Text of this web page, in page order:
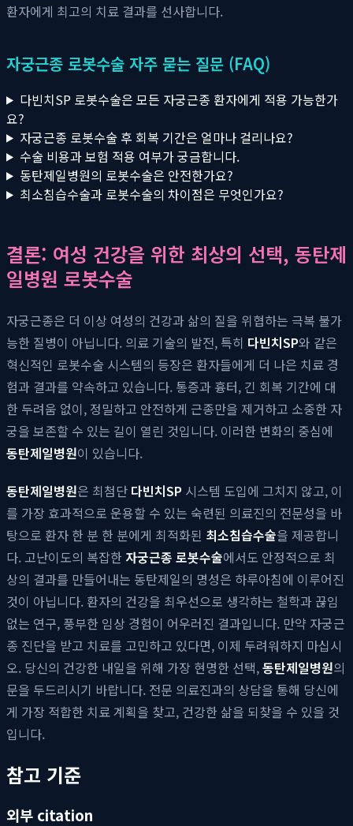
환자에게 최고의 치료 결과를 선사합니다.
자궁근종 로봇수술 자주 묻는 질문 (FAQ)
다빈치SP 로봇수술은 모든 자궁근종 환자에게 적용 가능한가
요?
자궁근종 로봇수술 후 회복 기간은 얼마나 걸리나요?
수술 비용과 보험 적용 여부가 궁금합니다.
동탄제일병원의 로봇수술은 안전한가요?
최소침습수술과 로봇수술의 차이점은 무엇인가요?
결론: 여성 건강을 위한 최상의 선택, 동탄제
일병원 로봇수술
자궁근종은 더 이상 여성의 건강과 삶의 질을 위협하는 극복 불가
능한 질병이 아닙니다. 의료 기술의 발전, 특히 다빈치SP와 같은
혁신적인 로봇수술 시스템의 등장은 환자들에게 더 나은 치료 경
험과 결과를 약속하고 있습니다. 통증과 흉터, 긴 회복 기간에 대
한 두려움 없이, 정밀하고 안전하게 근종만을 제거하고 소중한 자
궁을 보존할 수 있는 길이 열린 것입니다. 이러한 변화의 중심에
동탄제일병원이 있습니다.
동탄제일병원은 최첨단 다빈치SP 시스템 도입에 그치지 않고, 이
를 가장 효과적으로 운용할 수 있는 숙련된 의료진의 전문성을 바
탕으로 환자 한 분 한 분에게 최적화된 최소침습수술을 제공합니
다. 고난이도의 복잡한 자궁근종 로봇수술에서도 안정적으로 최
상의 결과를 만들어내는 동탄제일의 명성은 하루아침에 이루어진
것이 아닙니다. 환자의 건강을 최우선으로 생각하는 철학과 끊임
없는 연구, 풍부한 임상 경험이 어우러진 결과입니다. 만약 자궁근
종 진단을 받고 치료를 고민하고 있다면, 이제 두려워하지 마십시
오. 당신의 건강한 내일을 위해 가장 현명한 선택,동탄제일병원의
문을 두드리시기 바랍니다. 전문 의료진과의 상담을 통해 당신에
게 가장 적합한 치료 계획을 찾고, 건강한 삶을 되찾을 수 있을 것
입니다.
참고 기준
외부 citation